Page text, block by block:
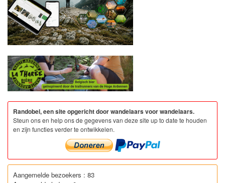
Randobel, een site opgericht door wandelaars voor wandelaars.
Steun ons en help ons de gegevens van deze site up to date te houden
en zijn functies verder te ontwikkelen.
Aangemelde bezoekers : 83